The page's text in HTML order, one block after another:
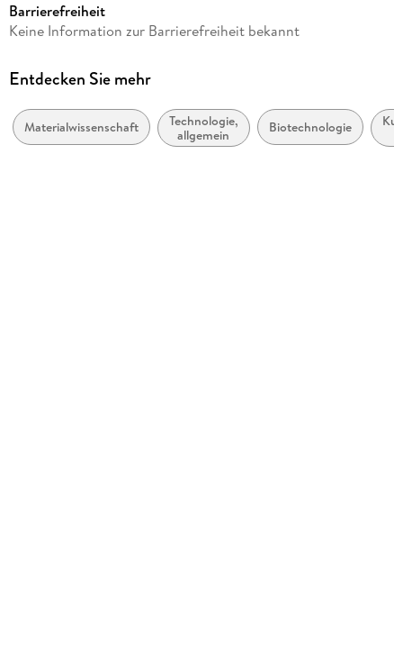
Verlag/Hersteller
Kopierschutz
Produktart
EBOOK
Barrierefreiheit
Keine Information zur Barrierefreiheit bekannt
Entdecken Sie mehr
Materialwissenschaft
Technologie,
allgemein
Biotechnologie